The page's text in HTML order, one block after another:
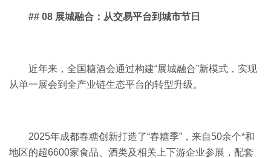
## 08 展城融合：从交易平台到城市节日
近年来，全国糖酒会通过构建“展城融合”新模式，实现
从单一展会到全产业链生态平台的转型升级。
2025年成都春糖创新打造了“春糖季”，来自50余个*和
地区的超6600家食品、酒类及相关上下游企业参展，配套